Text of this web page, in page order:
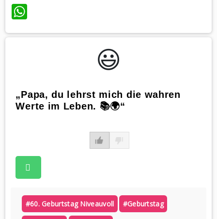
WhatsApp
😃️
„Papa, du lehrst mich die wahren
Werte im Leben. 📚🌍“
#60. Geburtstag Niveauvoll #geburtstag